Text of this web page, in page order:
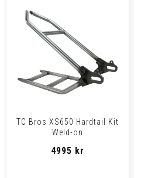
TC Bros XS650 Hardtail Kit
Weld-on
4995 kr